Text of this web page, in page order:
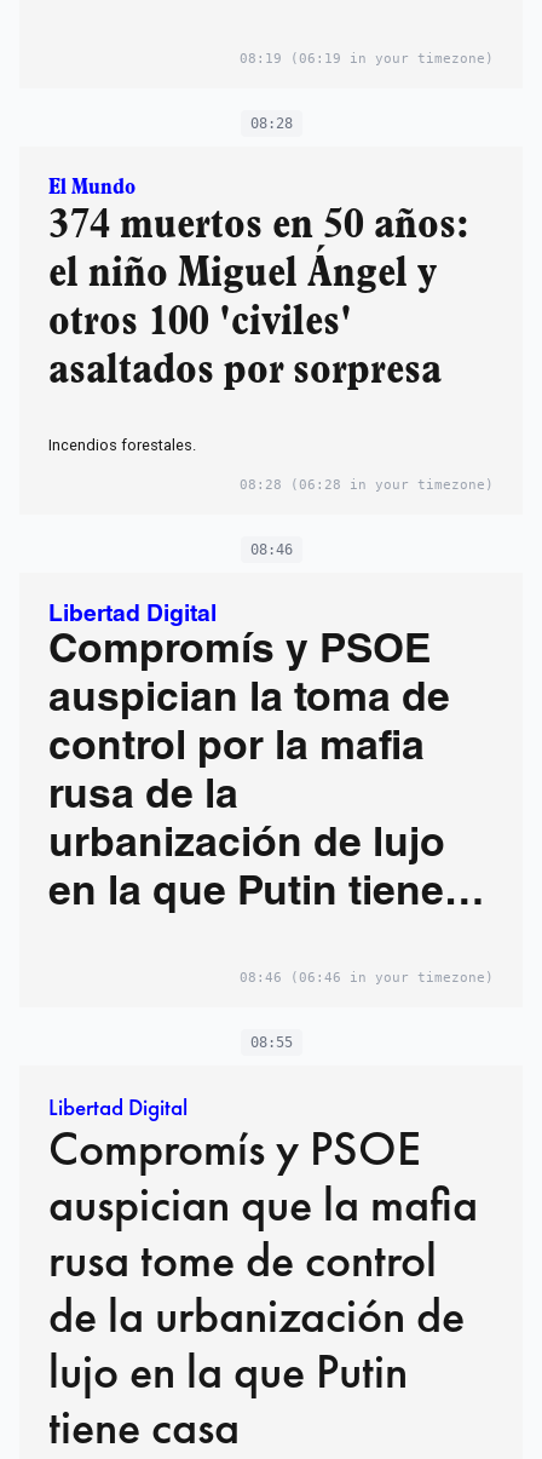
08:19 (06:19 in your timezone)
08:28
El Mundo
374 muertos en 50 años:
el niño Miguel Ángel y
otros 100 'civiles'
asaltados por sorpresa
Incendios forestales.
08:28 (06:28 in your timezone)
08:46
Libertad Digital
Compromís y PSOE
auspician la toma de
control por la mafia
rusa de la
urbanización de lujo
en la que Putin tiene
08:46 (06:46 in your timezone)
08:55
Libertad Digital
Compromís y PSOE
auspician que la mafia
rusa tome de control
de la urbanización de
lujo en la que Putin
tiene casa